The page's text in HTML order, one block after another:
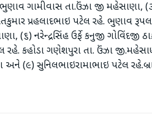
ગામીવાસ તા.ઉંઝા જી મહેસાણા,
પ્રહલાદભાઇ પટેલ રહે. ભુણાવ
(૬) નરેન્દ્રસિંહ ઉર્ફે કનુજી ગોવિંદજી
રહે. કહોડા ગણેશપુરા તા. ઉંઝા
અને (૯) સુનિલભાઇરામાભાઇ પટેલ